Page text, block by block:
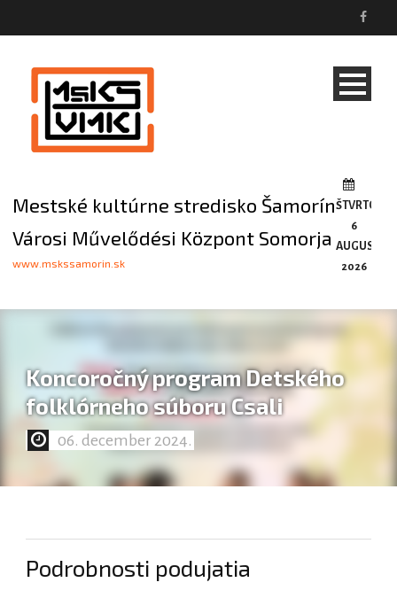
Mestské kultúrne stredisko Šamorín
Városi Művelődési Központ Somorja
www.mskssamorin.sk
ŠTVRTOK,
6
AUGUSTA,
2026
Koncoročný program Detského
folklórneho súboru Csali
06. december 2024.
Podrobnosti podujatia